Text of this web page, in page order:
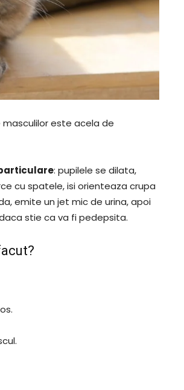
masculilor este acela de
: pupilele se dilata,
cu spatele, isi orienteaza crupa
emite un jet mic de urina, apoi
stie ca va fi pedepsita.